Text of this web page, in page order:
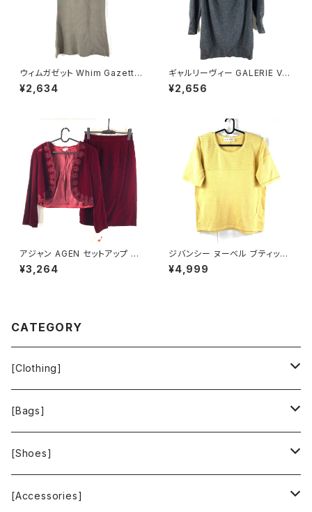
ウィムガゼット Whim Gazette
スカート ロング フレア 無地 レ
ーヨン ウエストゴム ベージュ系
¥2,634
ギャルリーヴィー GALERIE VIE
ニット ウール100％ トゥモロー
ランド 日本製 グレー 1サイズ 9
¥2,656
アジャン AGEN セットアップ ス
カートスーツ 長袖 ベロア生地
レース 肩パッド タグ付き ボルド
¥3,264
ジバンシー ヌーベル ブティック
GIVENCHY NOUVELLE BOU
TIQUE トップス 半袖 肩パッド
¥4,999
CATEGORY
[Clothing]
Krochet Kids International
[Bags]
BAGGU
FOOD TEXTILE
[Shoes]
TOMS
[Accessories]